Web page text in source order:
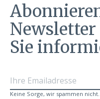
Sie
Keine Sorge, wir spammen nicht.